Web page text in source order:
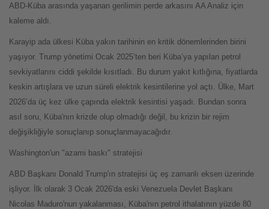
ABD-Küba arasında yaşanan gerilimin perde arkasını AA Analiz için
kaleme aldı.
Karayip ada ülkesi Küba yakın tarihinin en kritik dönemlerinden birini
yaşıyor. Trump yönetimi Ocak 2025’ten beri Küba’ya yapılan petrol
sevkiyatlarını ciddi şekilde kısıtladı. Bu durum yakıt kıtlığına, fiyatlarda
keskin artışlara ve uzun süreli elektrik kesintilerine yol açtı. Ülke, Mart
2026’da üç kez ülke çapında elektrik kesintisi yaşadı. Bundan sonra
asıl soru, Küba'nın krizde olup olmadığı değil, bu krizin bir rejim
değişikliğiyle sonuçlanıp sonuçlanmayacağıdır.
Washington'un "azami baskı" stratejisi
ABD Başkanı Donald Trump'ın stratejisi üç eş zamanlı eksen üzerinde
işliyor. İlk olarak 3 Ocak 2026'da eski Venezuela Devlet Başkanı
Nicolas Maduro'nun yakalanması, Küba'nın petrol ithalatının yüzde 80